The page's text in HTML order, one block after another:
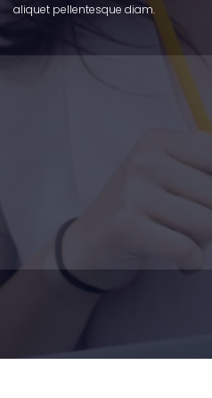
aliquet pellentesque diam.